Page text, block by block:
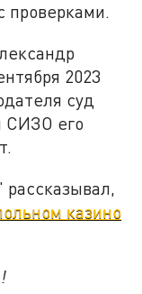
проверками.
2023
суд
СИЗО его
казино